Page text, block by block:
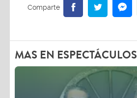
MAS EN ESPECTÁCULOS